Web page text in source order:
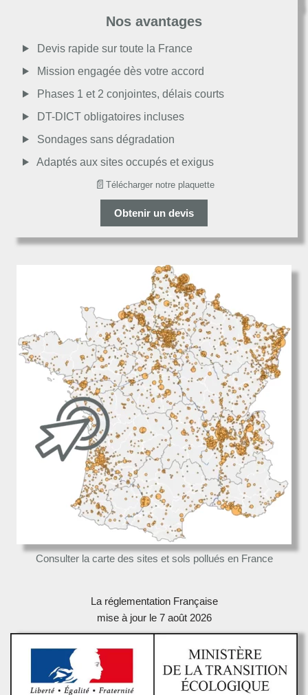
Moyen
Passable
Décevant
Nos avantages
Devis rapide sur toute la France
Mission engagée dès votre accord
Phases 1 et 2 conjointes, délais courts
DT-DICT obligatoires incluses
Sondages sans dégradation
Adaptés aux sites occupés et exigus
📄 Télécharger notre plaquette
Obtenir un devis
Consulter la carte des sites et sols pollués en France
La réglementation Française
mise à jour le 7 août 2026